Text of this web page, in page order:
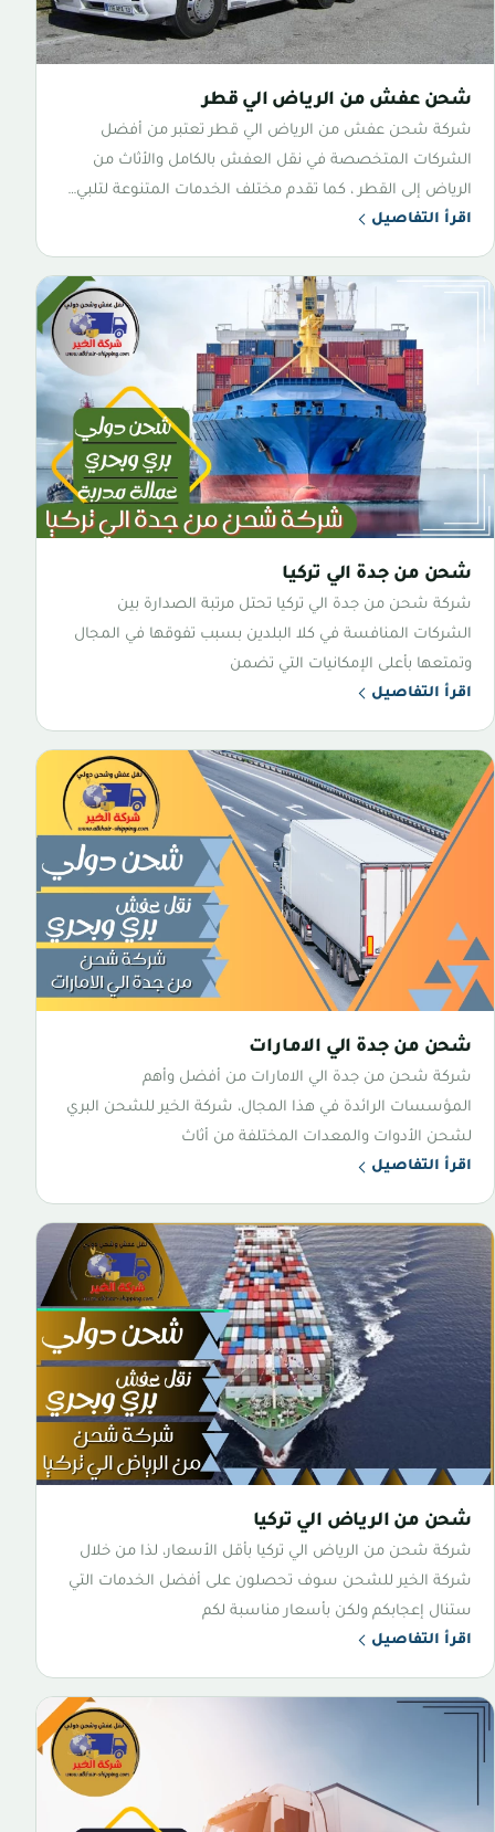
شحن عفش من الرياض الي قطر
شركة شحن عفش من الرياض الي قطر تعتبر من أفضل
الشركات المتخصصة في نقل العفش بالكامل والأثاث من
الرياض إلى القطر ، كما تقدم مختلف الخدمات المتنوعة لتلبي…
اقرأ التفاصيل
شحن من جدة الي تركيا
شركة شحن من جدة الي تركيا تحتل مرتبة الصدارة بين
الشركات المنافسة في كلا البلدين بسبب تفوقها في المجال
وتمتعها بأعلى الإمكانيات التي تضمن
اقرأ التفاصيل
شحن من جدة الي الامارات
شركة شحن من جدة الي الامارات من أفضل وأهم
المؤسسات الرائدة في هذا المجال، شركة الخير للشحن البري
لشحن الأدوات والمعدات المختلفة من أثاث
اقرأ التفاصيل
شحن من الرياض الي تركيا
شركة شحن من الرياض الي تركيا بأقل الأسعار، لذا من خلال
شركة الخير للشحن سوف تحصلون على أفضل الخدمات التي
ستنال إعجابكم ولكن بأسعار مناسبة لكم
اقرأ التفاصيل